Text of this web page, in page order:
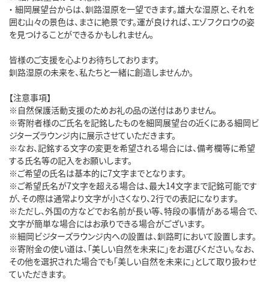
・ 細岡展望台からは、釧路湿原を一望できます。雄大な湿原と、それを
囲む山々の景色は、まさに絶景です。運が良ければ、エゾフクロウの姿
を見つけることができるかもしれません。
皆様のご支援を心よりお待ちしております。
釧路湿原の未来を、私たちと一緒に創造しませんか。
【注意事項】
※自然保護活動支援のためお礼の品の送付はありません。
※寄附者様のご氏名を記銘したものを細岡展望台の近くにある細岡ビ
ジターズラウンジ内に展示させていただきます。
※なお、記銘する文字の変更を希望される場合には、備考欄等に希望
する氏名等の記入をお願いします。
※ご希望の氏名は基本的に7文字までとなります。
※ご希望氏名が7文字を超える場合は、最大14文字まで記銘可能です
が、その際は通常より文字が小さくなり、2行での表記になります。
※ただし、外国の方などでお名前が長い等、特段の事情がある場合で、
文字が簡単な場合にはお承りできる場合がございます。
※細岡ビジターズラウンジ内への設置は、釧路町において設置します。
※寄附金の使い道は、「美しい自然を未来に」をお選びください。なお、
その他を選択された場合でも「美しい自然を未来に」として取り扱わせ
ていただきます。